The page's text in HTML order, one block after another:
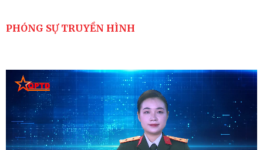
PHÓNG SỰ TRUYỀN HÌNH